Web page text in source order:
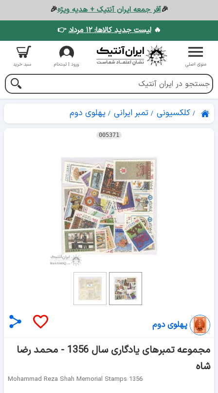
🎉آفر جمعه ایران آنتیک + هدیه ویژه🎉
🔥لیست جدید کالاها: ۱۲ مرداد 👉
منوی اصلی ورود | ثبت‌نام سبد خرید
کلکسیونی تمبر ایرانی پهلوی دوم
005371
پهلوی دوم
مجموعه تمبرهای یادگاری سال 1356 - محمد رضا
شاه
Mohammad Reza Shah Memorial Stamps 1356